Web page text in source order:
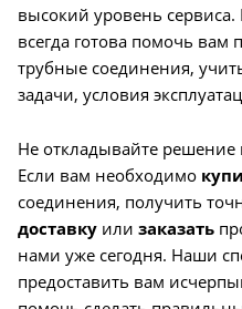
высокий уровень
всегда готова помочь
трубные соединения,
задачи, условия
Не откладывайте
Если вам необходимо
соединения, получить
доставку или заказать
нами уже сегодня. Наши
предоставить вам